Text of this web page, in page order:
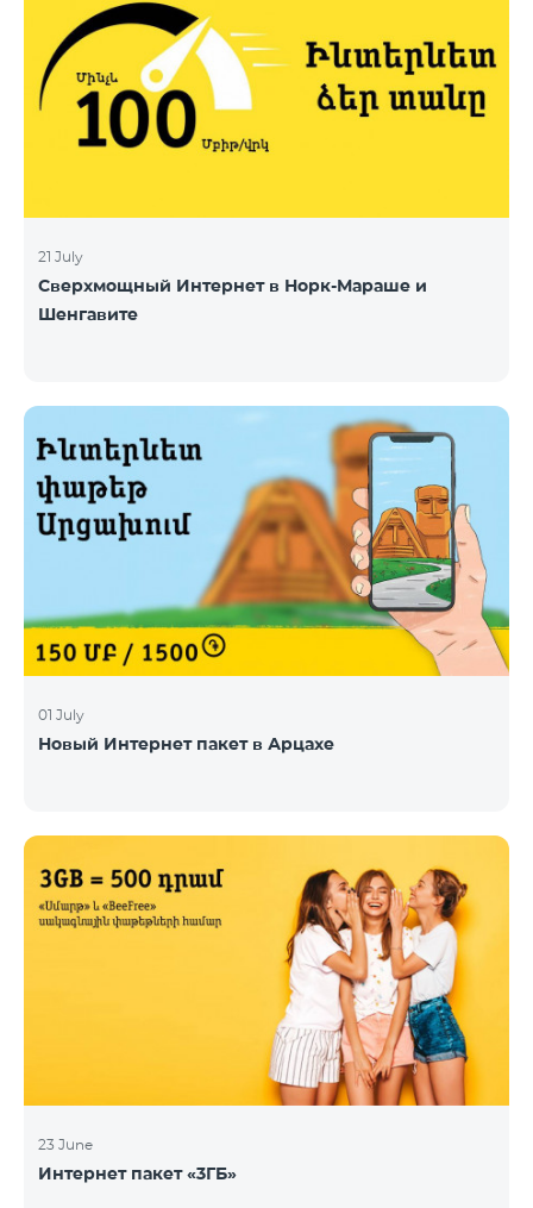
21 July
Сверхмощный Интернет в Норк-Мараше и
Шенгавите
01 July
Новый Интернет пакет в Арцахе
23 June
Интернет пакет «3ГБ»